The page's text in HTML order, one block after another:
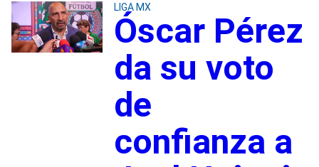
LIGA MX
Óscar Pérez
da su voto
de
confianza a